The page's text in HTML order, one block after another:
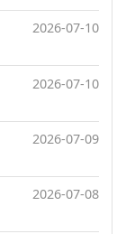
2026-07-10
2026-07-10
2026-07-09
2026-07-08